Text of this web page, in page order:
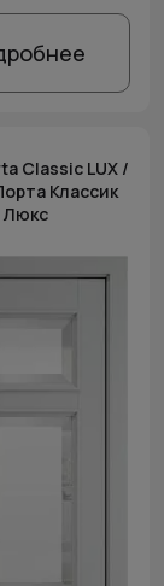
Classic LUX /
Классик
Люкс